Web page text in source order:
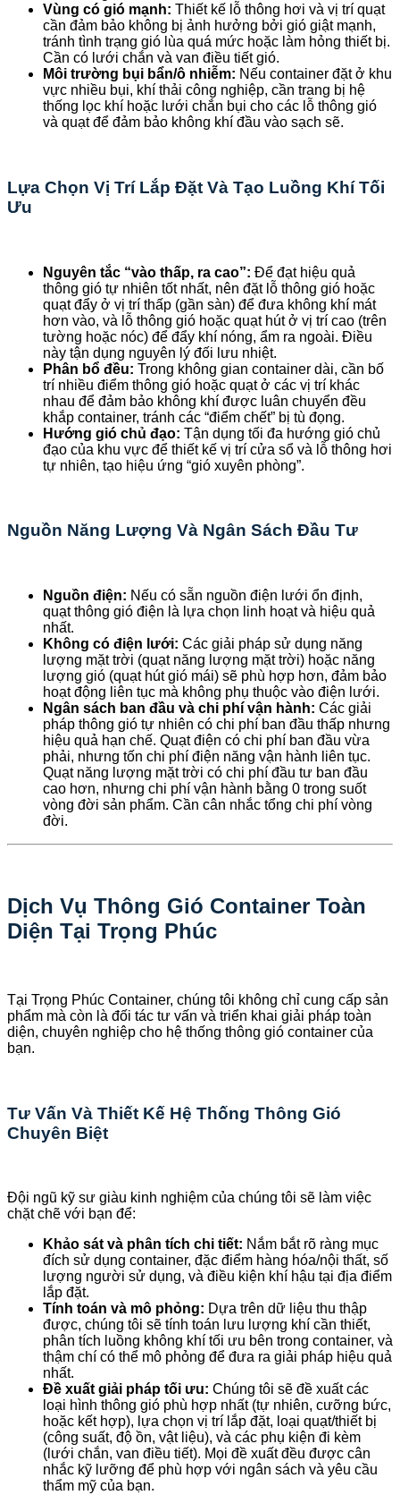
Vùng có gió mạnh: Thiết kế lỗ thông hơi và vị trí quạt
cần đảm bảo không bị ảnh hưởng bởi gió giật mạnh,
tránh tình trạng gió lùa quá mức hoặc làm hỏng thiết bị.
Cần có lưới chắn và van điều tiết gió.
Môi trường bụi bẩn/ô nhiễm: Nếu container đặt ở khu
vực nhiều bụi, khí thải công nghiệp, cần trang bị hệ
thống lọc khí hoặc lưới chắn bụi cho các lỗ thông gió
và quạt để đảm bảo không khí đầu vào sạch sẽ.
Lựa Chọn Vị Trí Lắp Đặt Và Tạo Luồng Khí Tối
Ưu
Nguyên tắc “vào thấp, ra cao”: Để đạt hiệu quả
thông gió tự nhiên tốt nhất, nên đặt lỗ thông gió hoặc
quạt đẩy ở vị trí thấp (gần sàn) để đưa không khí mát
hơn vào, và lỗ thông gió hoặc quạt hút ở vị trí cao (trên
tường hoặc nóc) để đẩy khí nóng, ẩm ra ngoài. Điều
này tận dụng nguyên lý đối lưu nhiệt.
Phân bổ đều: Trong không gian container dài, cần bố
trí nhiều điểm thông gió hoặc quạt ở các vị trí khác
nhau để đảm bảo không khí được luân chuyển đều
khắp container, tránh các “điểm chết” bị tù đọng.
Hướng gió chủ đạo: Tận dụng tối đa hướng gió chủ
đạo của khu vực để thiết kế vị trí cửa sổ và lỗ thông hơi
tự nhiên, tạo hiệu ứng “gió xuyên phòng”.
Nguồn Năng Lượng Và Ngân Sách Đầu Tư
Nguồn điện: Nếu có sẵn nguồn điện lưới ổn định,
quạt thông gió điện là lựa chọn linh hoạt và hiệu quả
nhất.
Không có điện lưới: Các giải pháp sử dụng năng
lượng mặt trời (quạt năng lượng mặt trời) hoặc năng
lượng gió (quạt hút gió mái) sẽ phù hợp hơn, đảm bảo
hoạt động liên tục mà không phụ thuộc vào điện lưới.
Ngân sách ban đầu và chi phí vận hành: Các giải
pháp thông gió tự nhiên có chi phí ban đầu thấp nhưng
hiệu quả hạn chế. Quạt điện có chi phí ban đầu vừa
phải, nhưng tốn chi phí điện năng vận hành liên tục.
Quạt năng lượng mặt trời có chi phí đầu tư ban đầu
cao hơn, nhưng chi phí vận hành bằng 0 trong suốt
vòng đời sản phẩm. Cần cân nhắc tổng chi phí vòng
đời.
Dịch Vụ Thông Gió Container Toàn
Diện Tại Trọng Phúc
Tại Trọng Phúc Container, chúng tôi không chỉ cung cấp sản
phẩm mà còn là đối tác tư vấn và triển khai giải pháp toàn
diện, chuyên nghiệp cho hệ thống thông gió container của
bạn.
Tư Vấn Và Thiết Kế Hệ Thống Thông Gió
Chuyên Biệt
Đội ngũ kỹ sư giàu kinh nghiệm của chúng tôi sẽ làm việc
chặt chẽ với bạn để:
Khảo sát và phân tích chi tiết: Nắm bắt rõ ràng mục
đích sử dụng container, đặc điểm hàng hóa/nội thất, số
lượng người sử dụng, và điều kiện khí hậu tại địa điểm
lắp đặt.
Tính toán và mô phỏng: Dựa trên dữ liệu thu thập
được, chúng tôi sẽ tính toán lưu lượng khí cần thiết,
phân tích luồng không khí tối ưu bên trong container, và
thậm chí có thể mô phỏng để đưa ra giải pháp hiệu quả
nhất.
Đề xuất giải pháp tối ưu: Chúng tôi sẽ đề xuất các
loại hình thông gió phù hợp nhất (tự nhiên, cưỡng bức,
hoặc kết hợp), lựa chọn vị trí lắp đặt, loại quạt/thiết bị
(công suất, độ ồn, vật liệu), và các phụ kiện đi kèm
(lưới chắn, van điều tiết). Mọi đề xuất đều được cân
nhắc kỹ lưỡng để phù hợp với ngân sách và yêu cầu
thẩm mỹ của bạn.